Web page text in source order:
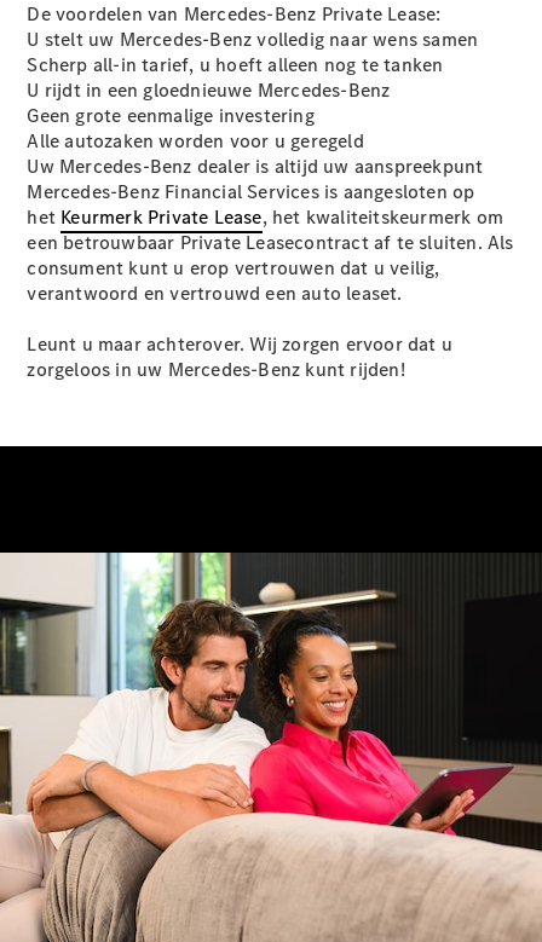
Alle modellen
Nieuwe modellen
Elektrische modellen
Plug-in Hybrid modellen
Limousine
Alle
CLA
Limousine
Limousine
Elektrisch
Limousine
Elektrisch
E-Klasse
Limousine
S-Klasse
S-Klasse
Lang
Mercedes-
Maybach S-
Klasse
Configurator
De voordelen van Mercedes-Benz Private Lease:
U stelt uw Mercedes-Benz volledig naar wens samen
Scherp all-in tarief, u hoeft alleen nog te tanken
U rijdt in een gloednieuwe Mercedes-Benz
Geen grote eenmalige investering
Alle autozaken worden voor u geregeld
Uw Mercedes-Benz dealer is altijd uw aanspreekpunt
Mercedes-Benz Financial Services is aangesloten op
het Keurmerk Private Lease, het kwaliteitskeurmerk om
een betrouwbaar Private Leasecontract af te sluiten. Als
consument kunt u erop vertrouwen dat u veilig,
verantwoord en vertrouwd een auto leaset.
Leunt u maar achterover. Wij zorgen ervoor dat u
zorgeloos in uw Mercedes-Benz kunt rijden!